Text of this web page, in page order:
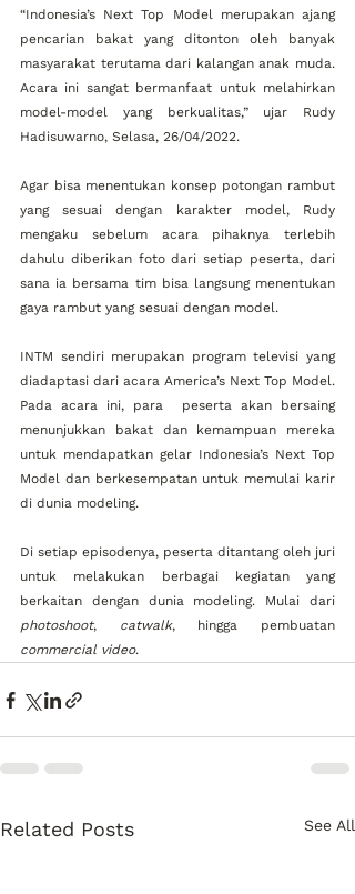
“Indonesia’s Next Top Model merupakan ajang
pencarian bakat yang ditonton oleh banyak
masyarakat terutama dari kalangan anak muda.
Acara ini sangat bermanfaat untuk melahirkan
model-model yang berkualitas,” ujar Rudy
Hadisuwarno, Selasa, 26/04/2022.
Agar bisa menentukan konsep potongan rambut
yang sesuai dengan karakter model, Rudy
mengaku sebelum acara pihaknya terlebih
dahulu diberikan foto dari setiap peserta, dari
sana ia bersama tim bisa langsung menentukan
gaya rambut yang sesuai dengan model.
INTM sendiri merupakan program televisi yang
diadaptasi dari acara America’s Next Top Model.
Pada acara ini, para  peserta akan bersaing
menunjukkan bakat dan kemampuan mereka
untuk mendapatkan gelar Indonesia’s Next Top
Model dan berkesempatan untuk memulai karir
di dunia modeling.
Di setiap episodenya, peserta ditantang oleh juri
untuk melakukan berbagai kegiatan yang
photoshoot, catwalk
commercial video.
Related Posts See All